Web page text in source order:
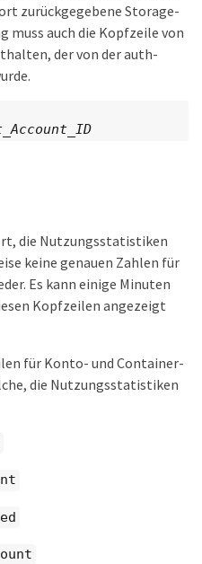
zurückgegebene Storage-
muss auch die Kopfzeile von
der von der auth-
die Nutzungsstatistiken
keine genauen Zahlen für
Es kann einige Minuten
Kopfzeilen angezeigt
für Konto- und Container-
die Nutzungsstatistiken